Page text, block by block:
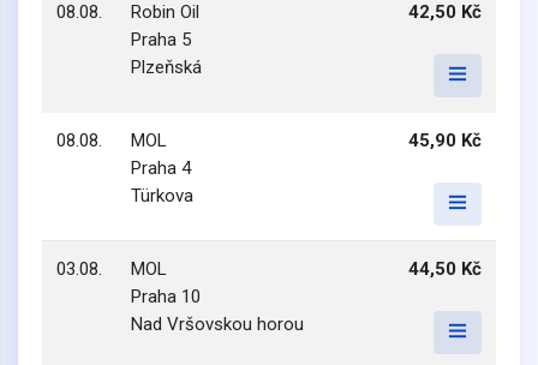
08.08.
Robin Oil
Praha 5
Plzeňská
42,50 Kč
08.08.
MOL
Praha 4
Türkova
45,90 Kč
03.08.
MOL
Praha 10
Nad Vršovskou horou
44,50 Kč